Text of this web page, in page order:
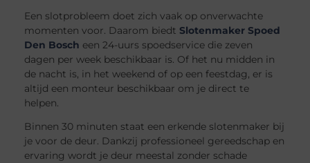
Een slotprobleem doet zich vaak op onverwachte
momenten voor. Daarom biedt Slotenmaker Spoed
Den Bosch een 24-uurs spoedservice die zeven
dagen per week beschikbaar is. Of het nu midden in
de nacht is, in het weekend of op een feestdag, er is
altijd een monteur beschikbaar om je direct te
helpen.
Binnen 30 minuten staat een erkende slotenmaker bij
je voor de deur. Dankzij professioneel gereedschap en
ervaring wordt je deur meestal zonder schade